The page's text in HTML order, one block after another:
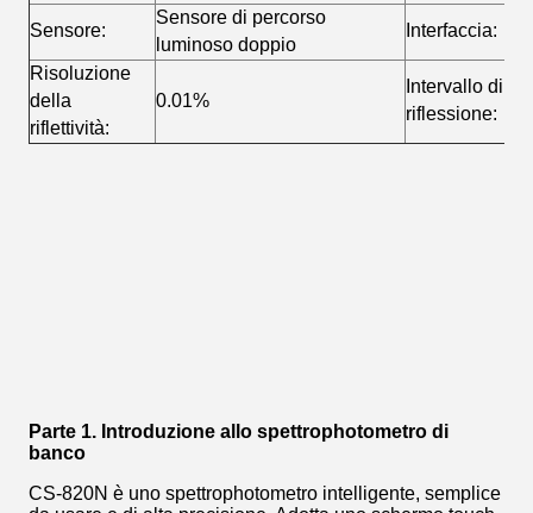
Sensore:
Sensore di percorso
luminoso doppio
Interfaccia:
Risoluzione
della
riflettività:
0.01%
Intervallo di
riflessione:
Parte 1. Introduzione allo spettrophotometro di
banco
CS-820N è uno spettrophotometro intelligente, semplice